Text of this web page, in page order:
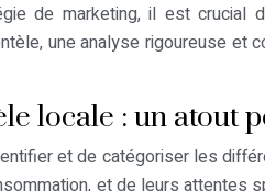
de marketing, il est
une analyse rigoureuse et
locale : un atout
et de catégoriser les
et de leurs